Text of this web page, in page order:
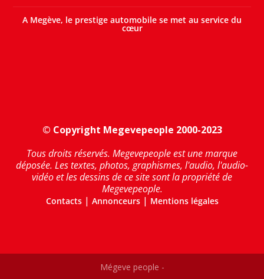
A Megève, le prestige automobile se met au service du
cœur
© Copyright Megevepeople 2000-2023
Tous droits réservés. Megevepeople est une marque
déposée. Les textes, photos, graphismes, l'audio, l'audio-
vidéo et les dessins de ce site sont la propriété de
Megevepeople.
Contacts| Annonceurs| Mentions légales
Mégeve people -